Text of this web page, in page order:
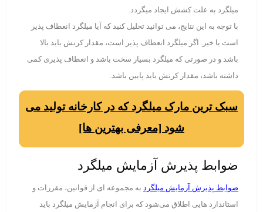
میلگرد به علت کشش ایجاد میگردد.
با توجه به این نتایج، می ‌توانید تحلیل کنید که آیا میلگرد انعطاف پذیر
است یا خیر. اگر میلگرد انعطاف پذیر است، مقدار کرنش باید بالا
باشد و در صورتی که میلگرد بسیار سخت باشد و انعطاف پذیری کمی
داشته باشد، مقدار کرنش باید پایین باشد.
سبک ترین مارک میلگرد که در کارخانه تولید می
شود [معرفی بهترین ها]
ضوابط پذیرش آزمایش میلگرد
ضوابط پذیرش آزمایش میلگرد به مجموعه ای از قوانین، مقررات و
استاندارد هایی اطلاق می‌شود که برای انجام آزمایش میلگرد باید